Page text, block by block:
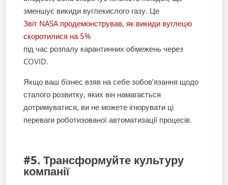
зменшує викиди вуглекислого газу. Це
Звіт NASA продемонстрував, як викиди вуглецю
скоротилися на 5%
під час розпалу карантинних обмежень через
COVID.
Якщо ваш бізнес взяв на себе зобов’язання щодо
сталого розвитку, яких він намагається
дотримуватися, ви не можете ігнорувати ці
переваги роботизованої автоматизації процесів.
#5. Трансформуйте культуру
компанії